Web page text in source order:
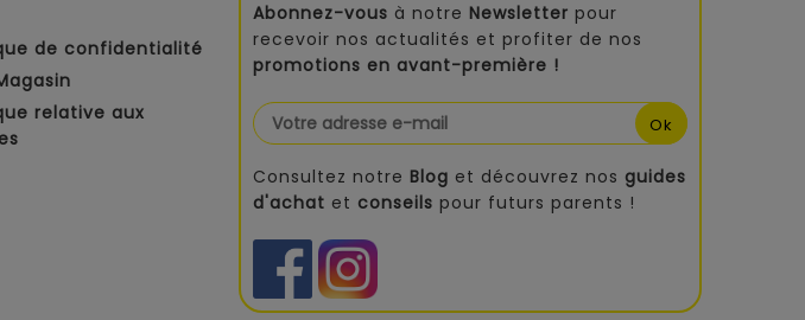
de confidentialité
relative aux
Abonnez-vous à notre Newsletter pour
recevoir nos actualités et profiter de nos
promotions en avant-première !
Consultez notre Blog et découvrez nos guides
d'achat et conseils pour futurs parents !